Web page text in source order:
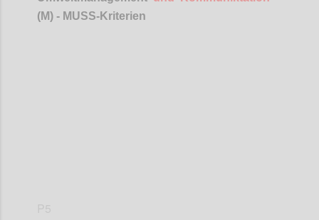
(M) - MUSS-Kriterien